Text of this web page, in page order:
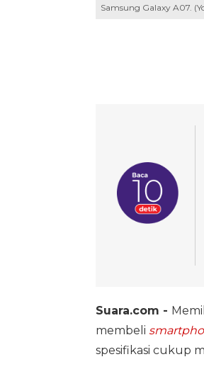
Samsung Galaxy A07.
Suara.com -
membeli
spesifikasi cukup